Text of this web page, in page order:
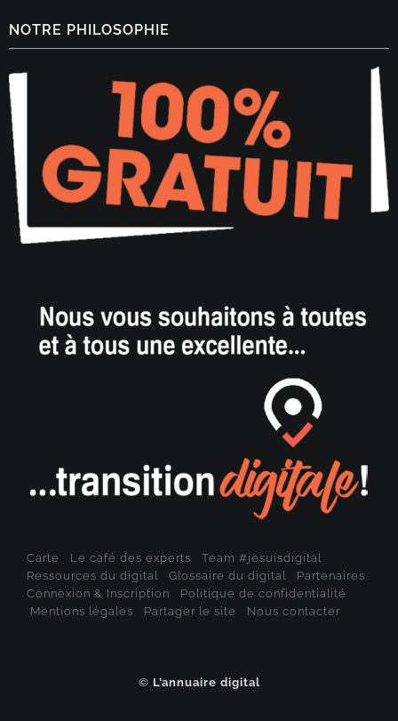
NOTRE PHILOSOPHIE
Carte Le café des experts
Team #jesuisdigital
Ressources du digital
Glossaire du digital
Partenaires
Connexion & Inscription
Politique de confidentialité
Mentions légales
Partager le site Nous contacter
© L’annuaire digital